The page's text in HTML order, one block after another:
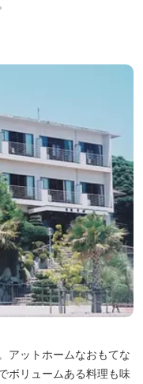
アットホームなおもてな
ボリュームある料理も味